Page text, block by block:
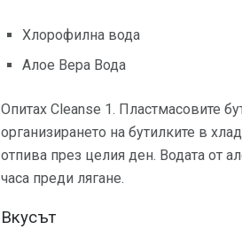
Хлорофилна вода
Алое Вера Вода
Опитах Cleanse 1. Пластмасовите
организирането на бутилките в
отпива през целия ден. Водата от
часа преди лягане.
Вкусът